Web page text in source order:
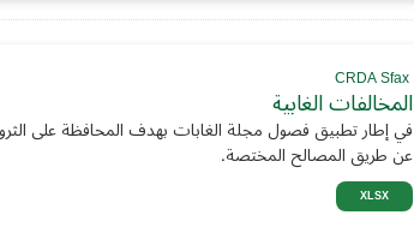
المخالفات الغابية
في إطار تطبيق فصول مجلة الغابات بهدف المحافظة على
عن طريق المصالح المختصة.
XLSX